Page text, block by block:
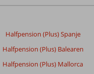
Halfpension (Plus) Spanje
Halfpension (Plus) Balearen
Halfpension (Plus) Mallorca